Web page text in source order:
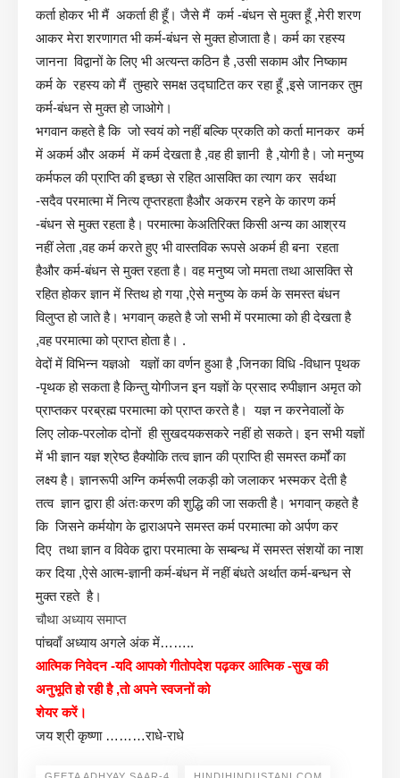
कर्ता होकर भी मैं अकर्ता ही हूँ। जैसे मैं कर्म -बंधन से मुक्त हूँ ,मेरी शरण
आकर मेरा शरणागत भी कर्म-बंधन से मुक्त होजाता है। कर्म का रहस्य
जानना विद्वानों के लिए भी अत्यन्त कठिन है ,उसी सकाम और निष्काम
कर्म के रहस्य को मैं तुम्हारे समक्ष उद्घाटित कर रहा हूँ ,इसे जानकर तुम
कर्म-बंधन से मुक्त हो जाओगे।
भगवान कहते है कि जो स्वयं को नहीं बल्कि प्रकति को कर्ता मानकर कर्म
में अकर्म और अकर्म में कर्म देखता है ,वह ही ज्ञानी है ,योगी है। जो मनुष्य
कर्मफल की प्राप्ति की इच्छा से रहित आसक्ति का त्याग कर सर्वथा
-सदैव परमात्मा में नित्य तृप्तरहता हैऔर अकरम रहने के कारण कर्म
-बंधन से मुक्त रहता है। परमात्मा केअतिरिक्त किसी अन्य का आश्रय
नहीं लेता ,वह कर्म करते हुए भी वास्तविक रूपसे अकर्म ही बना रहता
हैऔर कर्म-बंधन से मुक्त रहता है। वह मनुष्य जो ममता तथा आसक्ति से
रहित होकर ज्ञान में स्तिथ हो गया ,ऐसे मनुष्य के कर्म के समस्त बंधन
विलुप्त हो जाते है। भगवान् कहते है जो सभी में परमात्मा को ही देखता है
,वह परमात्मा को प्राप्त होता है। .
वेदों में विभिन्न यज्ञओ यज्ञों का वर्णन हुआ है ,जिनका विधि -विधान पृथक
-पृथक हो सकता है किन्तु योगीजन इन यज्ञों के प्रसाद रुपीज्ञान अमृत को
प्राप्तकर परब्रह्म परमात्मा को प्राप्त करते है। यज्ञ न करनेवालों के
लिए लोक-परलोक दोनों ही सुखदयकसकरे नहीं हो सकते। इन सभी यज्ञों
में भी ज्ञान यज्ञ श्रेष्ठ हैक्योकि तत्व ज्ञान की प्राप्ति ही समस्त कर्मों का
लक्ष्य है। ज्ञानरूपी अग्नि कर्मरूपी लकड़ी को जलाकर भस्मकर देती है
तत्व ज्ञान द्वारा ही अंतःकरण की शुद्धि की जा सकती है। भगवान् कहते है
कि जिसने कर्मयोग के द्वाराअपने समस्त कर्म परमात्मा को अर्पण कर
दिए तथा ज्ञान व विवेक द्वारा परमात्मा के सम्बन्ध में समस्त संशयों का नाश
कर दिया ,ऐसे आत्म-ज्ञानी कर्म-बंधन में नहीं बंधते अर्थात कर्म-बन्धन से
मुक्त रहते है।
चौथा अध्याय समाप्त
पांचवाँ अध्याय अगले अंक में……..
आत्मिक निवेदन -यदि आपको गीतोपदेश पढ़कर आत्मिक -सुख की
अनुभूति हो रही है ,तो अपने स्वजनों को
शेयर करें।
जय श्री कृष्णा ………राधे-राधे